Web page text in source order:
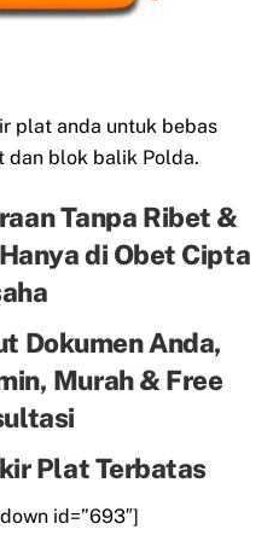
plat anda untuk bebas
dan blok balik Polda.
Tanpa Ribet &
di Obet Cipta
Dokumen Anda,
Murah & Free
Plat Terbatas
id=”693″]